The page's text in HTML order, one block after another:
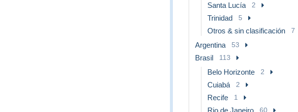
Santa Lucía 2
Trinidad 5
Otros & sin clasificación 7
Argentina 53
Brasil 113
Belo Horizonte 2
Cuiabá 2
Recife 1
Rio de Janeiro 60